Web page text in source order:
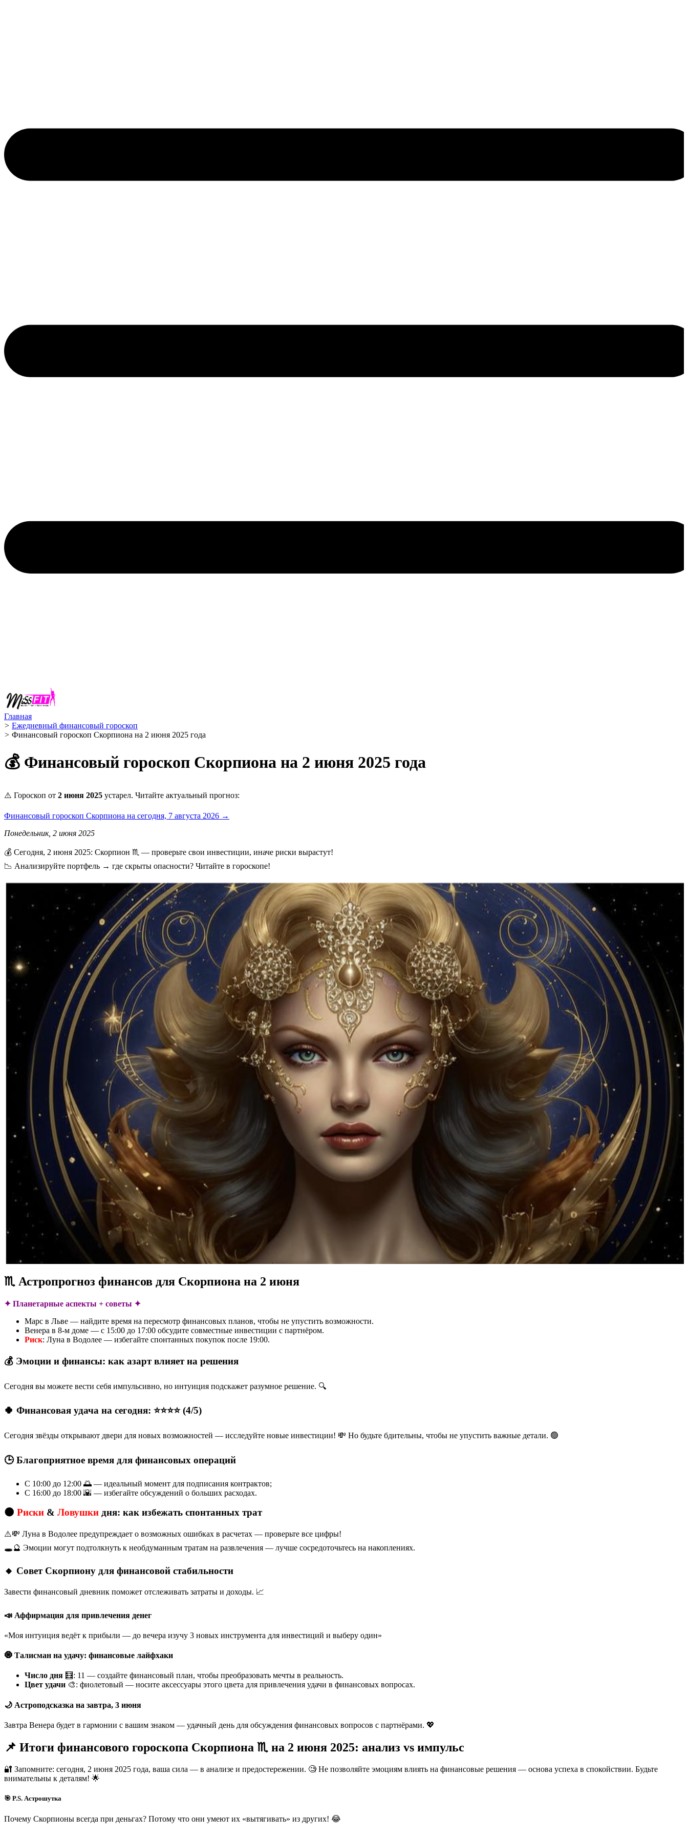
Главная
> Ежедневный финансовый гороскоп
> Финансовый гороскоп Скорпиона на 2 июня 2025 года
💰 Финансовый гороскоп Скорпиона на 2 июня 2025 года
⚠️ Гороскоп от 2 июня 2025 устарел. Читайте актуальный прогноз:
Финансовый гороскоп Скорпиона на сегодня, 7 августа 2026 →
Понедельник, 2 июня 2025
💰 Сегодня, 2 июня 2025: Скорпион ♏ — проверьте свои инвестиции, иначе риски вырастут!
📉 Анализируйте портфель → где скрыты опасности? Читайте в гороскопе!
♏ Астропрогноз финансов для Скорпиона на 2 июня
✦ Планетарные аспекты + советы ✦
Марс в Льве — найдите время на пересмотр финансовых планов, чтобы не упустить возможности.
Венера в 8-м доме — с 15:00 до 17:00 обсудите совместные инвестиции с партнёром.
Риск: Луна в Водолее — избегайте спонтанных покупок после 19:00.
💰 Эмоции и финансы: как азарт влияет на решения
Сегодня вы можете вести себя импульсивно, но интуиция подскажет разумное решение. 🔍
🍀 Финансовая удача на сегодня: ⭐⭐⭐⭐ (4/5)
Сегодня звёзды открывают двери для новых возможностей — исследуйте новые инвестиции! 💸 Но будьте бдительны, чтобы не упустить важные детали. 🟢
🕒 Благоприятное время для финансовых операций
С 10:00 до 12:00 🌅 — идеальный момент для подписания контрактов;
С 16:00 до 18:00 🌇 — избегайте обсуждений о больших расходах.
🌑 Риски & Ловушки дня: как избежать спонтанных трат
⚠️💸 Луна в Водолее предупреждает о возможных ошибках в расчетах — проверьте все цифры!
🕳️🔮 Эмоции могут подтолкнуть к необдуманным тратам на развлечения — лучше сосредоточьтесь на накоплениях.
🔸 Совет Скорпиону для финансовой стабильности
Завести финансовый дневник поможет отслеживать затраты и доходы. 📈
📣 Аффирмация для привлечения денег
«Моя интуиция ведёт к прибыли — до вечера изучу 3 новых инструмента для инвестиций и выберу один»
🧿 Талисман на удачу: финансовые лайфхаки
Число дня 🧮: 11 — создайте финансовый план, чтобы преобразовать мечты в реальность.
Цвет удачи 🎨: фиолетовый — носите аксессуары этого цвета для привлечения удачи в финансовых вопросах.
🌙 Астроподсказка на завтра, 3 июня
Завтра Венера будет в гармонии с вашим знаком — удачный день для обсуждения финансовых вопросов с партнёрами. 💖
📌 Итоги финансового гороскопа Скорпиона ♏ на 2 июня 2025: анализ vs импульс
🔐 Запомните: сегодня, 2 июня 2025 года, ваша сила — в анализе и предостережении. 🧐 Не позволяйте эмоциям влиять на финансовые решения — основа успеха в спокойствии. Будьте
внимательны к деталям! 🌟
🎯 P.S. Астрошутка
Почему Скорпионы всегда при деньгах? Потому что они умеют их «вытягивать» из других! 😂